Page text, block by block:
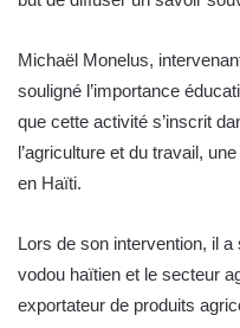
Michaël Monelus,
souligné l’importance
que cette activité s’inscrit
l’agriculture et du travail,
en Haïti.
Lors de son intervention, il
vodou haïtien et le secteur
exportateur de produits